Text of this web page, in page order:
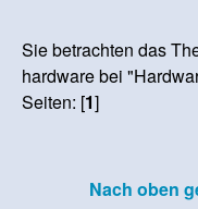
Sie betrachten das
hardware bei
Seiten: [1]
Nach oben